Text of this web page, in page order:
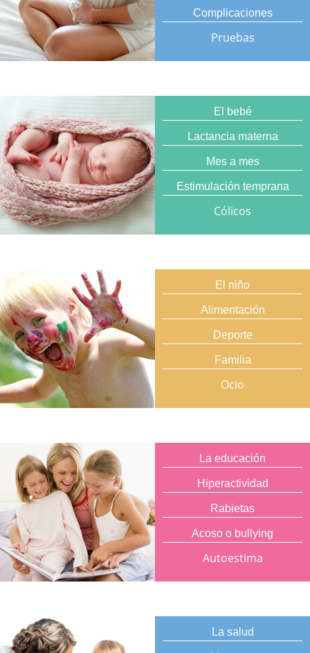
Complicaciones
Pruebas
El bebé
Lactancia materna
Mes a mes
Estimulación temprana
Cólicos
El niño
Alimentación
Deporte
Familia
Ocio
La educación
Hiperactividad
Rabietas
Acoso o bullying
Autoestima
La salud